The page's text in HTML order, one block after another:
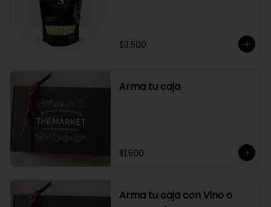
$3.500
Arma tu caja
$1.500
Arma tu caja con Vino o